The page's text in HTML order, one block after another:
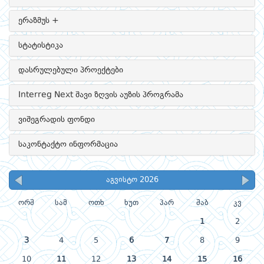
ერაზმუს +
სტატისტიკა
დასრულებული პროექტები
Interreg Next შავი ზღვის აუზის პროგრამა
ვიშეგრადის ფონდი
საკონტაქტო ინფორმაცია
აგვისტო 2026
ორშ სამ ოთხ ხუთ პარ შაბ კვ
1 2
3 4 5 6 7 8 9
10 11 12 13 14 15 16